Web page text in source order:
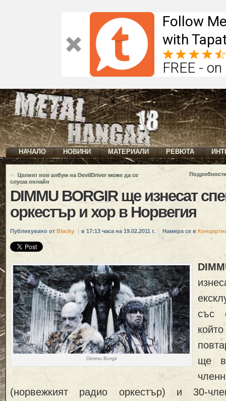
Follow
with
FREE -
НАЧАЛО НОВИНИ МАТЕРИАЛИ РЕВЮТА
«
Целият нов албум на DevilDriver може да се
слуша онлайн
DIMMU BORGIR ще изнесат
оркестър и хор в Норвегия
Публикувано от Blacky в 17:13 часа на 19.02.2011 г. Намира се в
Dimmu Borgir
със
ще
(норвежкият радио оркестър) и 30-